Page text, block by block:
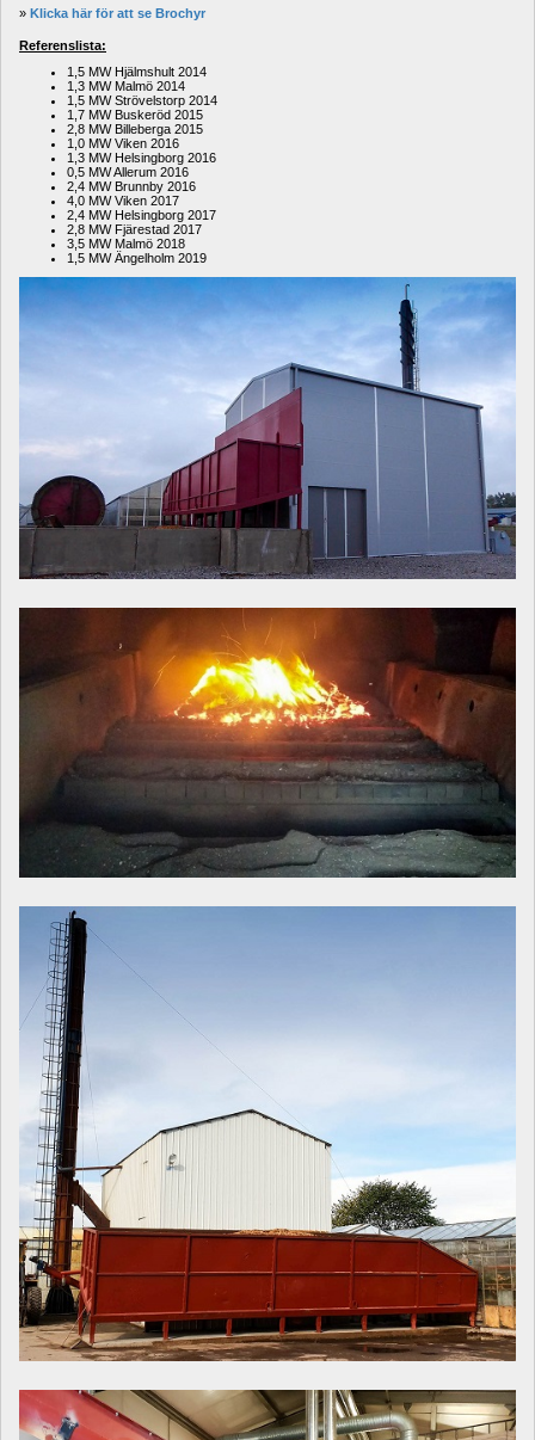
» Klicka här för att se Brochyr
Referenslista:
1,5 MW Hjälmshult 2014
1,3 MW Malmö 2014
1,5 MW Strövelstorp 2014
1,7 MW Buskeröd 2015
2,8 MW Billeberga 2015
1,0 MW Viken 2016
1,3 MW Helsingborg 2016
0,5 MW Allerum 2016
2,4 MW Brunnby 2016
4,0 MW Viken 2017
2,4 MW Helsingborg 2017
2,8 MW Fjärestad 2017
3,5 MW Malmö 2018
1,5 MW Ängelholm 2019